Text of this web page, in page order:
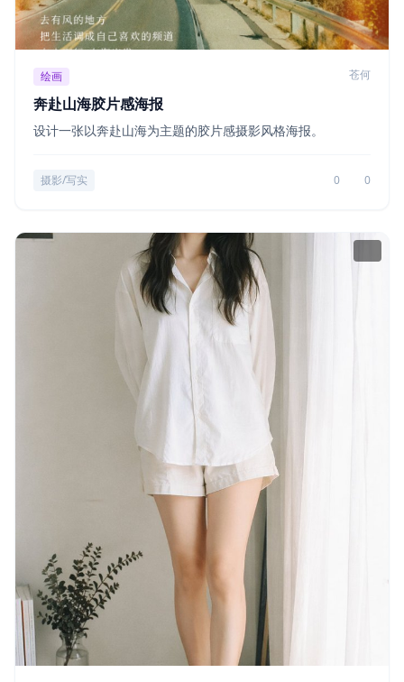
绘画 苍何
奔赴山海胶片感海报
设计一张以奔赴山海为主题的胶片感摄影风格海报。
摄影/写实 0 0